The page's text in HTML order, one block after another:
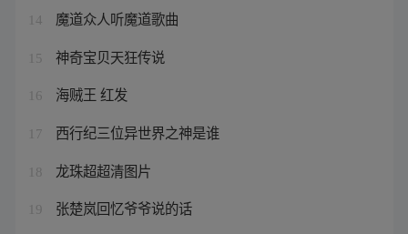
14 魔道众人听魔道歌曲
15 神奇宝贝天狂传说
16 海贼王 红发
17 西行纪三位异世界之神是谁
18 龙珠超超清图片
19 张楚岚回忆爷爷说的话